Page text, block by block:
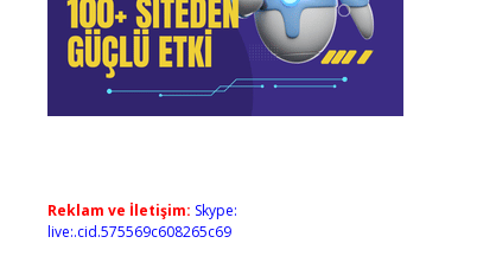
Reklam ve İletişim: Skype:
live:.cid.575569c608265c69